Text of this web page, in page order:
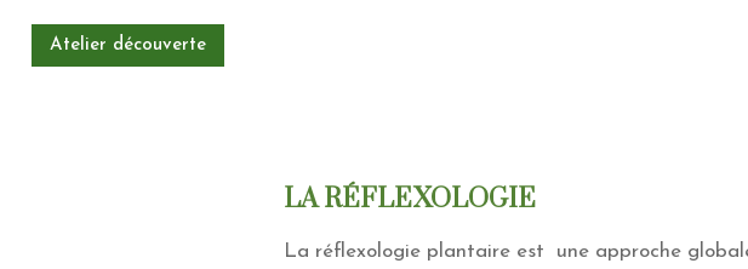
Atelier découverte
LA RÉFLEXOLOGIE
La réflexologie plantaire est une approche